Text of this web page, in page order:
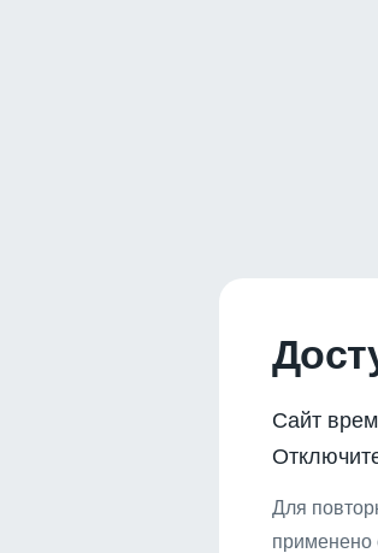
Сайт
Для
применено